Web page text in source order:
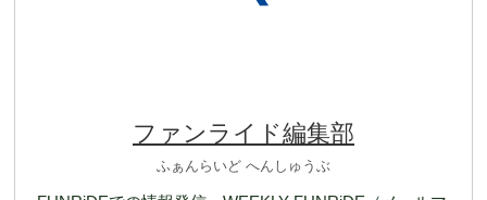
ファンライド編集部
ふぁんらいど へんしゅうぶ